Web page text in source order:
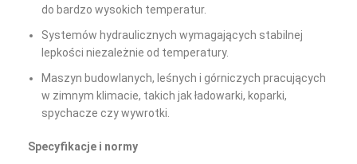
do bardzo wysokich temperatur.
Systemów hydraulicznych wymagających stabilnej
lepkości niezależnie od temperatury.
Maszyn budowlanych, leśnych i górniczych pracujących
w zimnym klimacie, takich jak ładowarki, koparki,
spychacze czy wywrotki.
Specyfikacje i normy